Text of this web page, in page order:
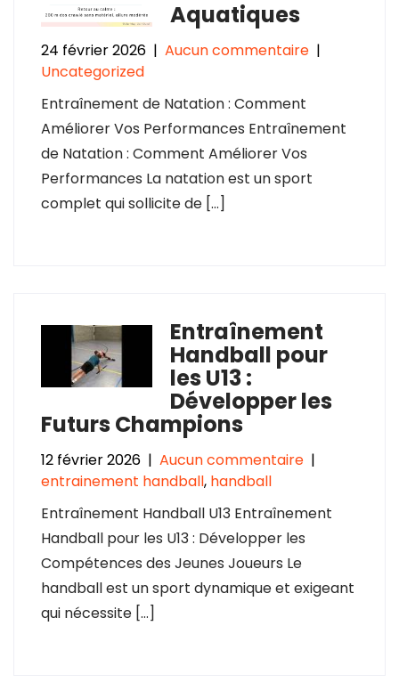
Aquatiques
24 février 2026 | Aucun commentaire |
Uncategorized
Entraînement de Natation : Comment
Améliorer Vos Performances Entraînement
de Natation : Comment Améliorer Vos
Performances La natation est un sport
complet qui sollicite de […]
Entraînement
Handball pour
les U13 :
Développer les
Futurs Champions
12 février 2026 | Aucun commentaire |
entrainement handball, handball
Entraînement Handball U13 Entraînement
Handball pour les U13 : Développer les
Compétences des Jeunes Joueurs Le
handball est un sport dynamique et exigeant
qui nécessite […]